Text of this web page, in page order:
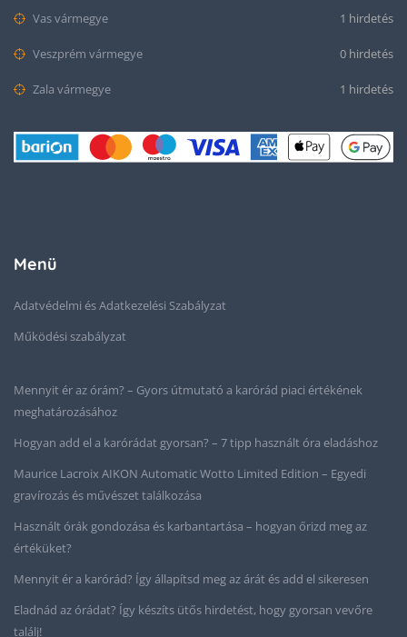
Vas vármegye 1 hirdetés
Veszprém vármegye 0 hirdetés
Zala vármegye 1 hirdetés
Menü
Adatvédelmi és Adatkezelési Szabályzat
Működési szabályzat
Mennyit ér az órám? – Gyors útmutató a karórád piaci értékének
meghatározásához
Hogyan add el a karórádat gyorsan? – 7 tipp használt óra eladáshoz
Maurice Lacroix AIKON Automatic Wotto Limited Edition – Egyedi
gravírozás és művészet találkozása
Használt órák gondozása és karbantartása – hogyan őrizd meg az
értéküket?
Mennyit ér a karórád? Így állapítsd meg az árát és add el sikeresen
Eladnád az órádat? Így készíts ütős hirdetést, hogy gyorsan vevőre
találj!